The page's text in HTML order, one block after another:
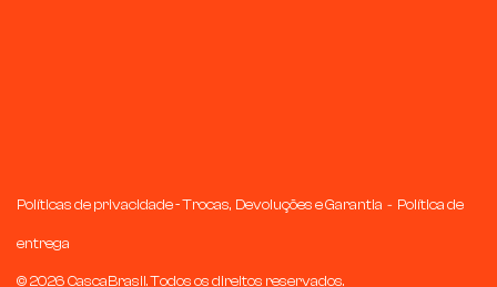
Políticas de privacidade -Trocas, Devoluções e Garantia - Política de
entrega
© 2026 CascaBrasil. Todos os direitos reservados.